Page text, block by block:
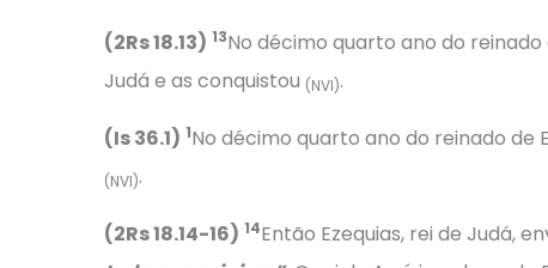
(2Rs 18.13) 13No décimo quarto ano do
Judá e as conquistou (NVI).
(Is 36.1) 1No décimo quarto ano do reinado de
(NVI).
(2Rs 18.14-16) 14Então Ezequias, rei de Judá,